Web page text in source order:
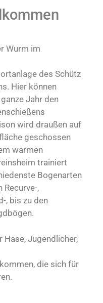
Wurm im
des Schütz
Hier können
Jahr den
wird draußen auf
geschossen
warmen
trainiert
Bogenarten
,
, bis zu den
Hase, Jugendlicher,
die sich für